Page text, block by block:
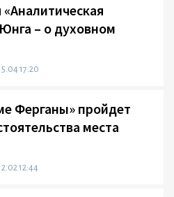
– о духовном
17:20
Ферганы» пройдет
места
12:44